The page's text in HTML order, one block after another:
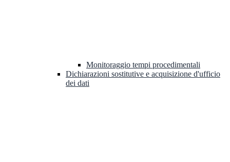
Monitoraggio tempi procedimentali
Dichiarazioni sostitutive e acquisizione d'ufficio
dei dati